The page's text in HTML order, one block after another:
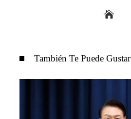
También Te Puede Gustar